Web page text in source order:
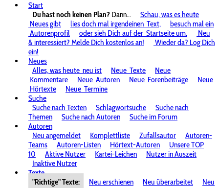
Start
Du hast noch keinen Plan? Dann...
Schau, was es heute
Neues gibt
lies doch mal irgendeinen Text,
besuch mal ein
Autorenprofil
oder sieh Dich auf der Startseite um.
Neu
& interessiert? Melde Dich kostenlos an!
Wieder da? Log Dich
ein!
Neues
Alles, was heute neu ist Neue Texte
Neue
Kommentare
Neue Autoren Neue Forenbeiträge
Neue
Hörtexte
Neue Termine
Suche
Suche nach Texten
Schlagwortsuche
Suche nach
Themen
Suche nach Autoren
Suche im Forum
Autoren
Neu angemeldet
Komplettliste Zufallsautor
Autoren-
Teams
Autoren-Listen Hörtext-Autoren
Unsere TOP
10
Aktive Nutzer Kartei-Leichen
Nutzer in Auszeit
Inaktive Nutzer
Texte
"Richtige" Texte:
Neu erschienen Neu überarbeitet
Neu